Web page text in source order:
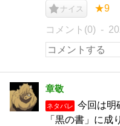
ナイス ★9
コメント(0)
章敬
ネタバレ
今回は明
「黒の書」に成